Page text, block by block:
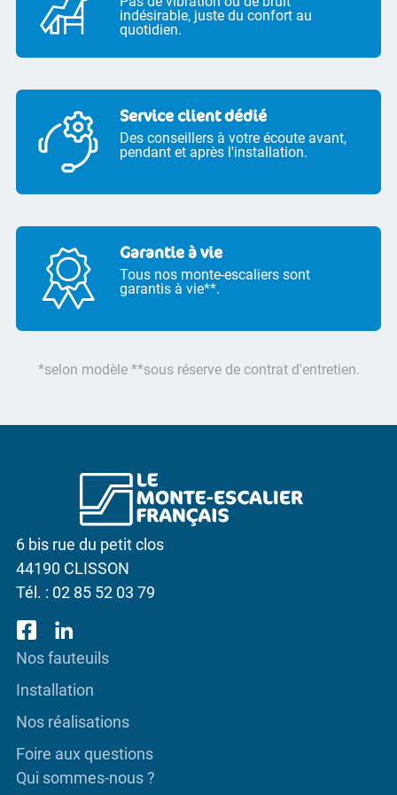
indésirable, juste du confort au
quotidien.
Service client dédié
Des conseillers à votre écoute avant,
pendant et après l'installation.
Garantie à vie
Tous nos monte-escaliers sont
garantis à vie**.
*selon modèle **sous réserve de contrat d'entretien.
6 bis rue du petit clos
44190 CLISSON
Tél. : 02 85 52 03 79
Nos fauteuils
Installation
Nos réalisations
Foire aux questions
Qui sommes-nous ?